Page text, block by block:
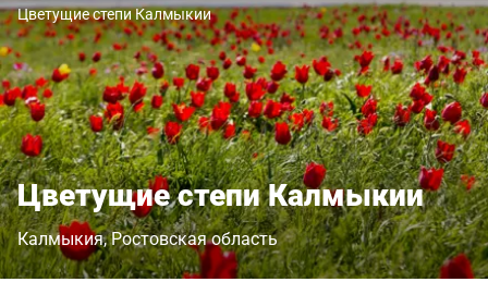
Цветущие степи Калмыкии
Цветущие степи Калмыкии
Калмыкия Ростовская область